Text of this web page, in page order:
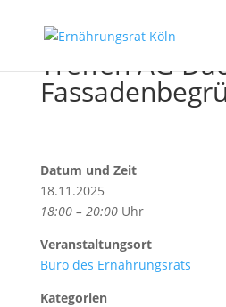
Treffen AG
Datum und Zeit
18.11.2025
18:00 – 20:00Uhr
Veranstaltungsort
Büro des Ernährungsrats
Kategorien